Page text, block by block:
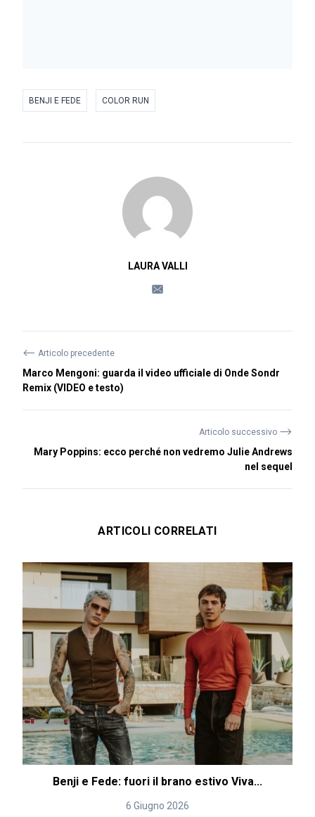
BENJI E FEDE COLOR RUN
LAURA VALLI
⟵ Articolo precedente
Marco Mengoni: guarda il video ufficiale di Onde Sondr
Remix (VIDEO e testo)
Articolo successivo ⟶
Mary Poppins: ecco perché non vedremo Julie Andrews
nel sequel
ARTICOLI CORRELATI
Benji e Fede: fuori il brano estivo Viva...
6 Giugno 2026